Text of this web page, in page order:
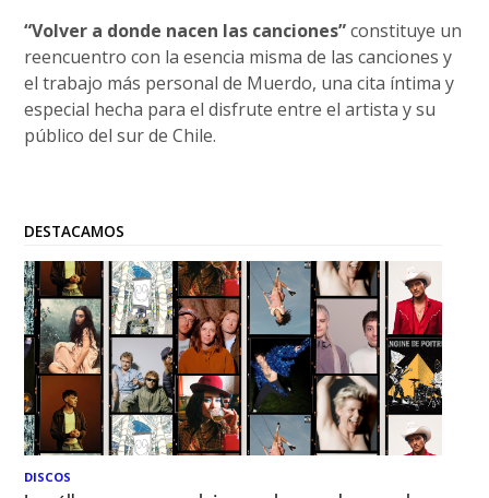
“Volver a donde nacen las canciones”constituye un
reencuentro con la esencia misma de las canciones y
el trabajo más personal de Muerdo, una cita íntima y
especial hecha para el disfrute entre el artista y su
público del sur de Chile.
DESTACAMOS
DISCOS